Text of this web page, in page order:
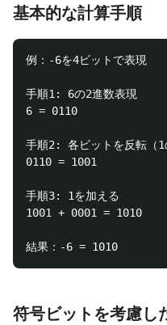
基本的な計算手順
例：-6を4ビットで表現
手順1: 6の2進数表現
6 = 0110
手順2: 各ビットを反転（1
0110 = 1001
手順3: 1を加える
1001 + 0001 = 1010
符号ビットを考慮し